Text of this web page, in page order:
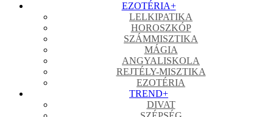
EZOTÉRIA+
LELKIPATIKA
HOROSZKÓP
SZÁMMISZTIKA
MÁGIA
ANGYALISKOLA
REJTÉLY-MISZTIKA
EZOTÉRIA
TREND+
DIVAT